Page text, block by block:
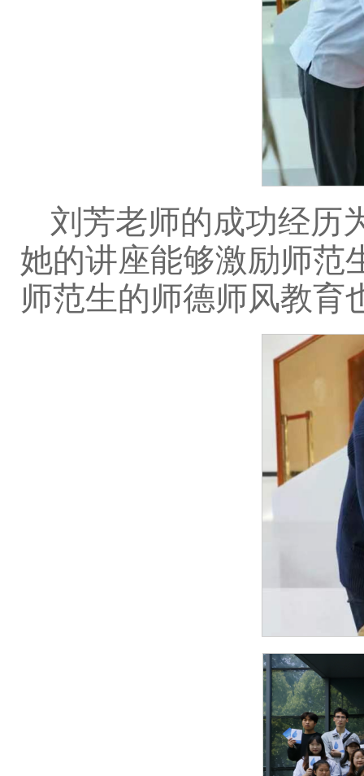
刘芳老师的成功经历
她的讲座能够激励师范
师范生的师德师风教育